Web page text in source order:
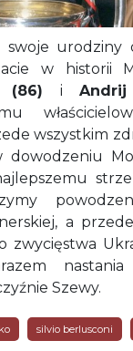
swoje urodziny
w historii
(86) i
wszystkim
dowodzeniu
a
zwycięstwa
nastania
Szewy.
silvio berlusconi